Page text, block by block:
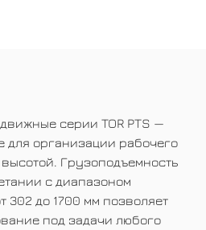
серии TOR PTS —
для организации рабочего
Грузоподъемность
с диапазоном
302 до 1700 мм позволяет
под задачи любого